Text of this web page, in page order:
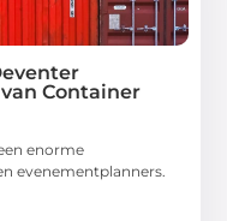
Container
enorme
evenementplanners.